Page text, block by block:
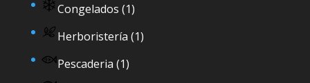
Congelados (1)
Herboristería (1)
Pescaderia (1)